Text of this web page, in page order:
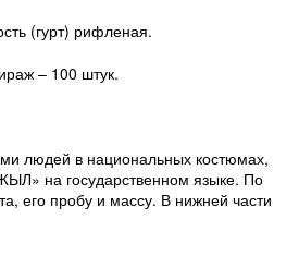
(гурт) рифленая.
– 100 штук.
людей в национальных костюмах,
на государственном языке. По
его пробу и массу. В нижней части